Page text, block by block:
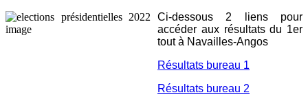
Ci-dessous 2 liens pour
accéder aux résultats du 1er
tout à Navailles-Angos
Résultats bureau 1
Résultats bureau 2